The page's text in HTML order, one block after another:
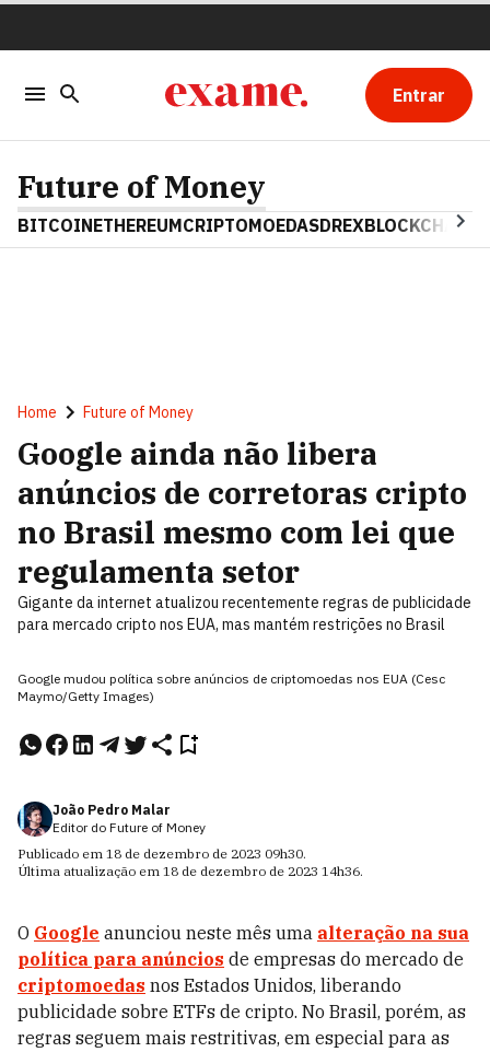
Entrar
Future of Money
BITCOINETHEREUMCRIPTOMOEDASDREXBLOCKCHAIN
Home Future of Money
Google ainda não libera
anúncios de corretoras cripto
no Brasil mesmo com lei que
regulamenta setor
Gigante da internet atualizou recentemente regras de publicidade
para mercado cripto nos EUA, mas mantém restrições no Brasil
Google mudou política sobre anúncios de criptomoedas nos EUA (Cesc
Maymo/Getty Images)
João Pedro Malar
Editor do Future of Money
Publicado em 18 de dezembro de 2023 09h30.
Última atualização em 18 de dezembro de 2023 14h36.
O Google anunciou neste mês uma alteração na sua
política para anúncios de empresas do mercado de
criptomoedas nos Estados Unidos, liberando
publicidade sobre ETFs de cripto. No Brasil, porém, as
regras seguem mais restritivas, em especial para as